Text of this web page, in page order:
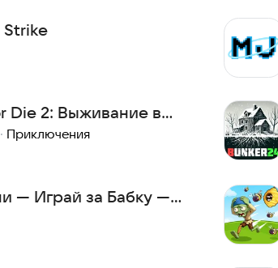
Strike
Die 2: Выживание в
Апокалипсис
· Приключения
— Играй за Бабку —
Granny